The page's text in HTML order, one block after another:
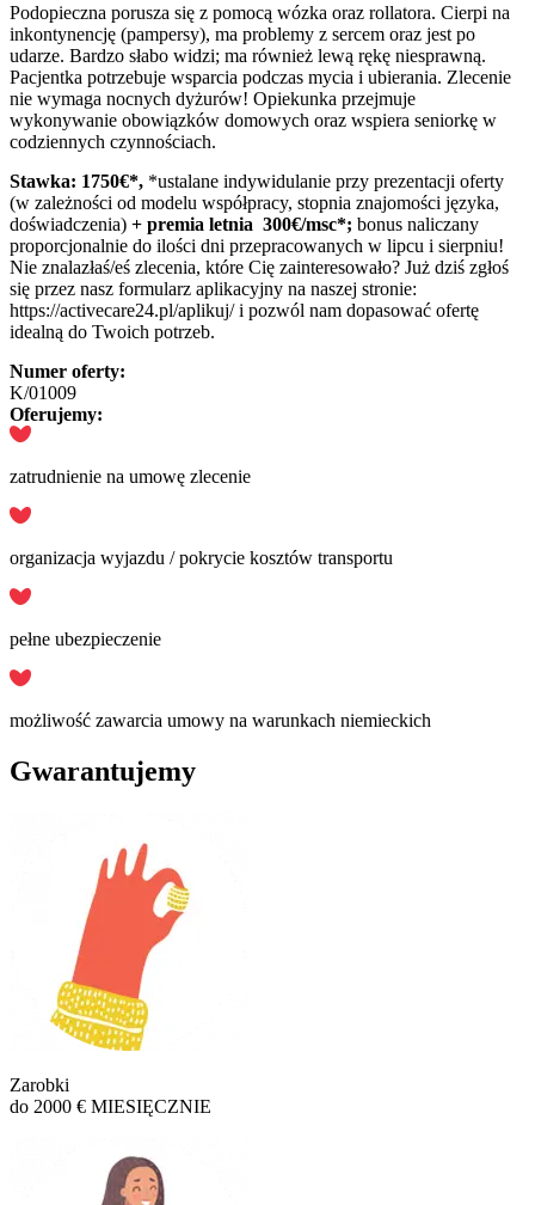
Podopieczna porusza się z pomocą wózka oraz rollatora. Cierpi na
inkontynencję (pampersy), ma problemy z sercem oraz jest po
udarze. Bardzo słabo widzi; ma również lewą rękę niesprawną.
Pacjentka potrzebuje wsparcia podczas mycia i ubierania. Zlecenie
nie wymaga nocnych dyżurów! Opiekunka przejmuje
wykonywanie obowiązków domowych oraz wspiera seniorkę w
codziennych czynnościach.
Stawka: 1750€*, *ustalane indywidulanie przy prezentacji oferty
(w zależności od modelu współpracy, stopnia znajomości języka,
doświadczenia) + premia letnia 300€/msc*; bonus naliczany
proporcjonalnie do ilości dni przepracowanych w lipcu i sierpniu!
Nie znalazłaś/eś zlecenia, które Cię zainteresowało? Już dziś zgłoś
się przez nasz formularz aplikacyjny na naszej stronie:
https://activecare24.pl/aplikuj/ i pozwól nam dopasować ofertę
idealną do Twoich potrzeb.
Numer oferty:
K/01009
Oferujemy:
zatrudnienie na umowę zlecenie
organizacja wyjazdu / pokrycie kosztów transportu
pełne ubezpieczenie
możliwość zawarcia umowy na warunkach niemieckich
Gwarantujemy
Zarobki
do 2000 € MIESIĘCZNIE